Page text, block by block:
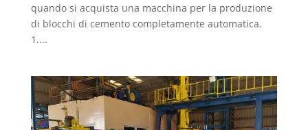
quando si acquista una macchina per la produzione
di blocchi di cemento completamente automatica.
1....